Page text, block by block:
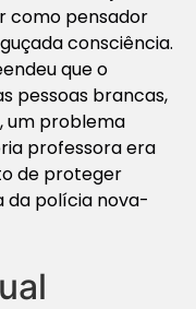
como pensador
consciência.
que o
pessoas brancas,
um problema
professora era
de proteger
da polícia nova-